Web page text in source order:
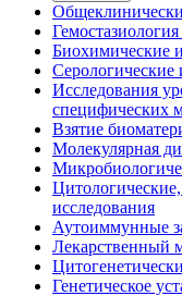
Биохимические
Исследования
специфических
Взятие
Молекулярная
исследования
Аутоиммунные
Лекарственный
Генетическое